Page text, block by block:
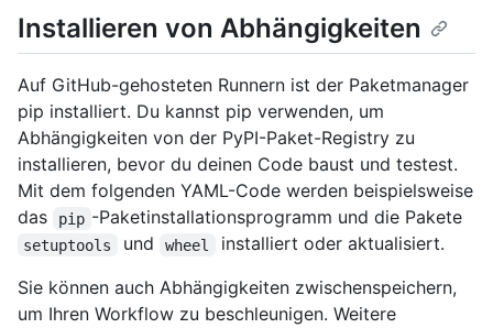
Installieren von Abhängigkeiten
Auf GitHub-gehosteten Runnern ist der Paketmanager
pip installiert. Du kannst pip verwenden, um
Abhängigkeiten von der PyPI-Paket-Registry zu
installieren, bevor du deinen Code baust und testest.
Mit dem folgenden YAML-Code werden beispielsweise
das
pip -Paketinstallationsprogramm und die Pakete
setuptools und wheel
installiert oder aktualisiert.
Sie können auch Abhängigkeiten zwischenspeichern,
um Ihren Workflow zu beschleunigen. Weitere